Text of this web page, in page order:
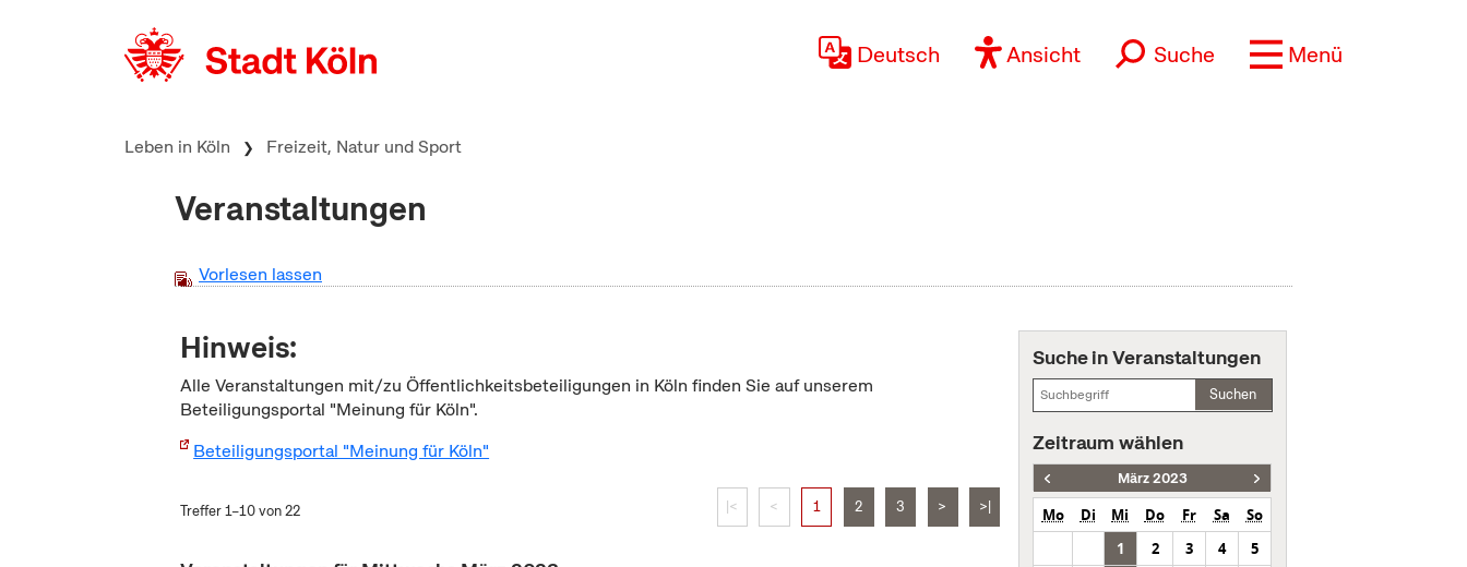
Deutsch Ansicht Suche Menü
Leben in Köln Freizeit, Natur und Sport
Veranstaltungen
Vorlesen lassen
Hinweis:
Alle Veranstaltungen mit/zu Öffentlichkeitsbeteiligungen in Köln finden Sie auf unserem
Beteiligungsportal "Meinung für Köln".
Beteiligungsportal "Meinung für Köln"
Treffer 1–10 von 22 |< < 1 2 3 > >|
Suche in Veranstaltungen
Suchen
Zeitraum wählen
März 2023
Mo Di Mi Do Fr Sa
So
1
2 3 4
5